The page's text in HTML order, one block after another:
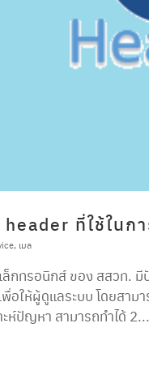
ที่ใช้ในก
, เมล
กทรอนิกส์ ของ สสวท.
อให้ผู้ดูแลระบบ โดยสา
ห์ปัญหา สามารถทำได้ 2...